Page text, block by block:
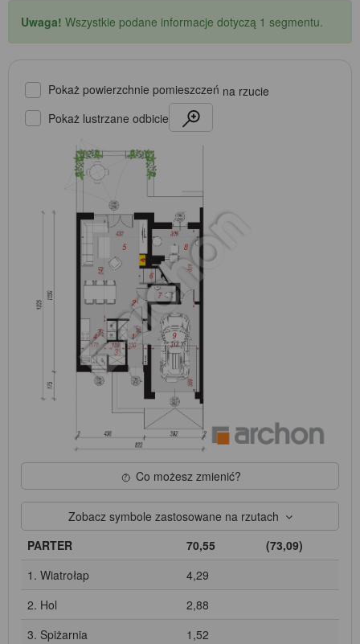
Uwaga! Wszystkie podane informacje dotyczą 1 segmentu.
Pokaż powierzchnie pomieszczeń na rzucie
Pokaż lustrzane odbicie
Co możesz zmienić?
Zobacz symbole zastosowane na rzutach
PARTER
70,55
(73,09)
1. Wiatrołap
4,29
2. Hol
2,88
3. Spiżarnia
1,52